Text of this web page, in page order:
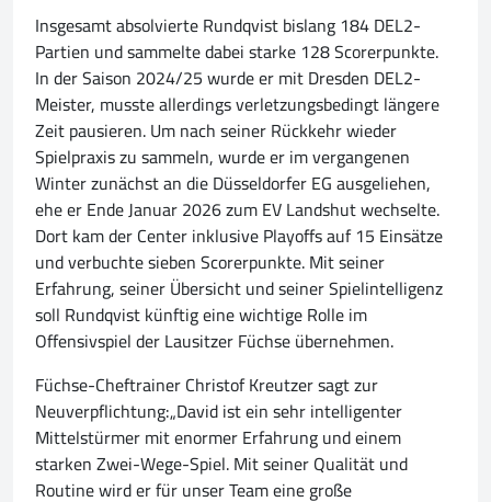
Insgesamt absolvierte Rundqvist bislang 184 DEL2-
Partien und sammelte dabei starke 128 Scorerpunkte.
In der Saison 2024/25 wurde er mit Dresden DEL2-
Meister, musste allerdings verletzungsbedingt längere
Zeit pausieren. Um nach seiner Rückkehr wieder
Spielpraxis zu sammeln, wurde er im vergangenen
Winter zunächst an die Düsseldorfer EG ausgeliehen,
ehe er Ende Januar 2026 zum EV Landshut wechselte.
Dort kam der Center inklusive Playoffs auf 15 Einsätze
und verbuchte sieben Scorerpunkte. Mit seiner
Erfahrung, seiner Übersicht und seiner Spielintelligenz
soll Rundqvist künftig eine wichtige Rolle im
Offensivspiel der Lausitzer Füchse übernehmen.
Füchse-Cheftrainer Christof Kreutzer sagt zur
Neuverpflichtung:„David ist ein sehr intelligenter
Mittelstürmer mit enormer Erfahrung und einem
starken Zwei-Wege-Spiel. Mit seiner Qualität und
Routine wird er für unser Team eine große